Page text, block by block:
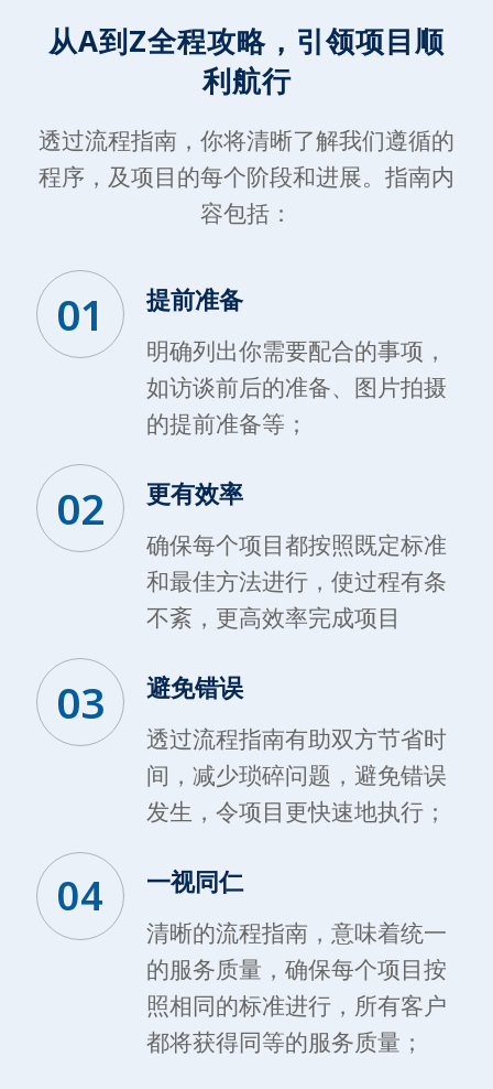
从A到Z全程攻略，引领项目顺
利航行
透过流程指南，你将清晰了解我们遵循的
程序，及项目的每个阶段和进展。指南内
容包括：
01 提前准备
明确列出你需要配合的事项，
如访谈前后的准备、图片拍摄
的提前准备等；
02 更有效率
确保每个项目都按照既定标准
和最佳方法进行，使过程有条
不紊，更高效率完成项目
03 避免错误
透过流程指南有助双方节省时
间，减少琐碎问题，避免错误
发生，令项目更快速地执行；
04 一视同仁
清晰的流程指南，意味着统一
的服务质量，确保每个项目按
照相同的标准进行，所有客户
都将获得同等的服务质量；